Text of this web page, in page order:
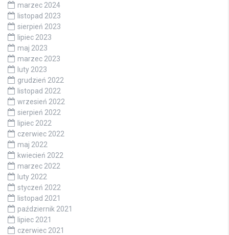
marzec 2024
listopad 2023
sierpień 2023
lipiec 2023
maj 2023
marzec 2023
luty 2023
grudzień 2022
listopad 2022
wrzesień 2022
sierpień 2022
lipiec 2022
czerwiec 2022
maj 2022
kwiecień 2022
marzec 2022
luty 2022
styczeń 2022
listopad 2021
październik 2021
lipiec 2021
czerwiec 2021